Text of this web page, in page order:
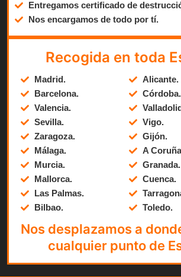
Entregamos certificado de
Nos encargamos de todo por tí.
Recogida en toda
Madrid.
Barcelona.
Valencia.
Sevilla.
Zaragoza.
Málaga.
Murcia.
Mallorca.
Las Palmas.
Bilbao.
Alicante.
Córdoba.
Vigo.
Gijón.
A
Granada.
Cuenca.
Toledo.
Nos desplazamos a
cualquier punto de